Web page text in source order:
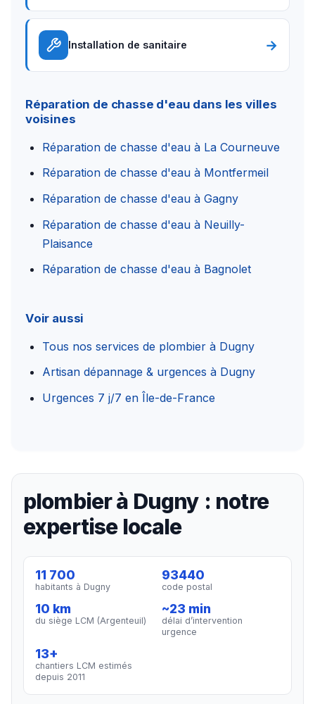
Installation de sanitaire →
Réparation de chasse d'eau dans les villes
voisines
Réparation de chasse d'eau à La Courneuve
Réparation de chasse d'eau à Montfermeil
Réparation de chasse d'eau à Gagny
Réparation de chasse d'eau à Neuilly-
Plaisance
Réparation de chasse d'eau à Bagnolet
Voir aussi
Tous nos services de plombier à Dugny
Artisan dépannage & urgences à Dugny
Urgences 7 j/7 en Île-de-France
plombier à Dugny : notre
expertise locale
11 700
habitants à Dugny
93440
code postal
10 km
du siège LCM (Argenteuil)
~23 min
délai d’intervention
urgence
13+
chantiers LCM estimés
depuis 2011